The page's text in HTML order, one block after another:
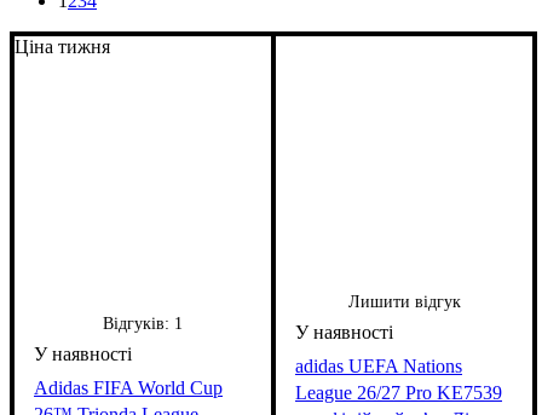
Ціна тижня
Відгуків: 1
Adidas FIFA World Cup
Лишити відгук
adidas UEFA Nations
League 26/27 Pro KE7539